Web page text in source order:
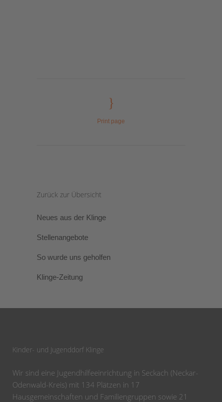
Print page
Zurück zur Übersicht
Neues aus der Klinge
Stellenangebote
So wurde uns geholfen
Klinge-Zeitung
Kinder- und Jugenddorf Klinge
Wir sind eine Jugendhilfeeinrichtung in Seckach (Neckar-
Odenwald-Kreis) mit 134 Plätzen in 17
Hausgemeinschaften und Familiengruppen sowie 21